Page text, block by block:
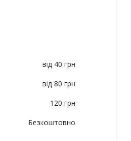
від 40 грн
від 80 грн
120 грн
Безкоштовно